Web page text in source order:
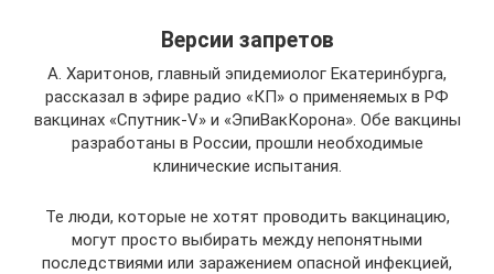
Версии запретов
А. Харитонов, главный эпидемиолог Екатеринбурга,
рассказал в эфире радио «КП» о применяемых в РФ
вакцинах «Спутник-V» и «ЭпиВакКорона». Обе вакцины
разработаны в России, прошли необходимые
клинические испытания.
Те люди, которые не хотят проводить вакцинацию,
могут просто выбирать между непонятными
последствиями или заражением опасной инфекцией,